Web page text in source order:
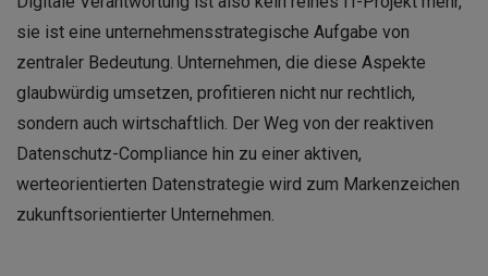
sie ist eine unternehmensstrategische Aufgabe von
zentraler Bedeutung. Unternehmen, die diese Aspekte
glaubwürdig umsetzen, profitieren nicht nur rechtlich,
sondern auch wirtschaftlich. Der Weg von der reaktiven
Datenschutz-Compliance hin zu einer aktiven,
werteorientierten Datenstrategie wird zum Markenzeichen
zukunftsorientierter Unternehmen.